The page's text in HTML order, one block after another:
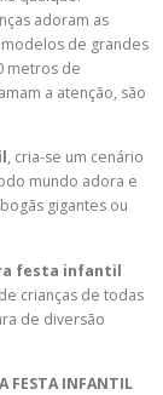
adoram as
de grandes
metros de
a atenção, são
, cria-se um cenário
mundo adora e
gigantes ou
festa infantil
crianças de todas
de diversão
FESTA INFANTIL